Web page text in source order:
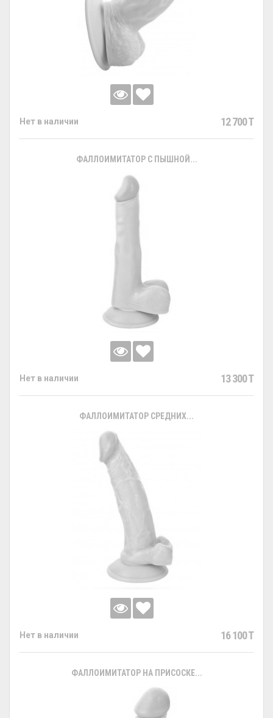
Нет в наличии 12 700 T
ФАЛЛОИМИТАТОР С ПЫШНОЙ...
Нет в наличии 13 300 T
ФАЛЛОИМИТАТОР СРЕДНИХ...
Нет в наличии 16 100 T
ФАЛЛОИМИТАТОР НА ПРИСОСКЕ...